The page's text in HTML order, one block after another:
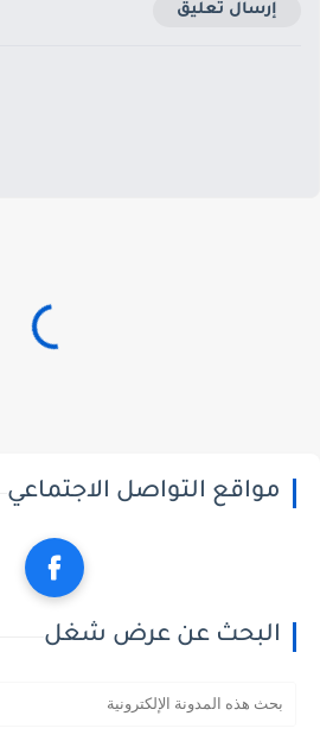
إرسال تعليق
مواقع التواصل الاجتماعي
البحث عن عرض شغل